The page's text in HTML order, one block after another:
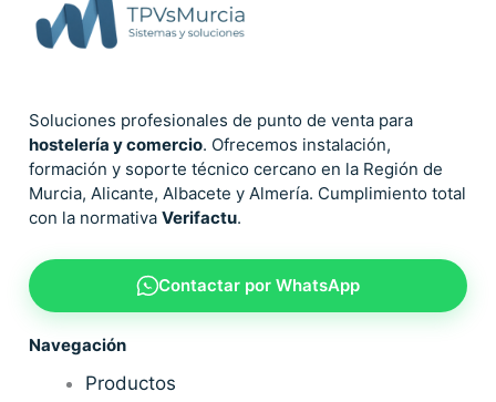
Soluciones profesionales de punto de venta para
hostelería y comercio. Ofrecemos instalación,
formación y soporte técnico cercano en la Región de
Murcia, Alicante, Albacete y Almería. Cumplimiento total
con la normativa Verifactu.
Contactar por WhatsApp
Navegación
Productos